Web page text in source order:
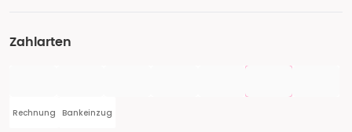
Zahlarten
Rechnung Bankeinzug